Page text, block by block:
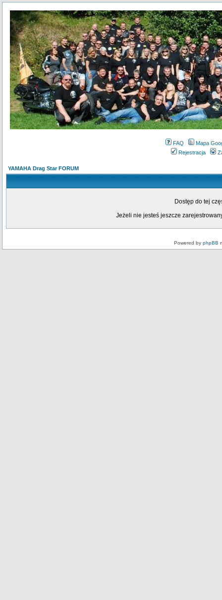
FAQ
Mapa
Rejestracja
YAMAHA Drag Star FORUM
Dostęp do tej
Jeżeli nie jesteś jeszcze
Powered by phpBB